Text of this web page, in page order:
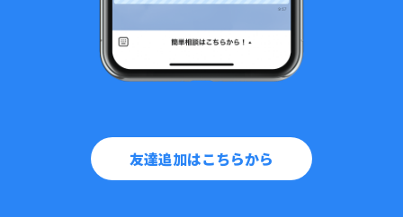
友達追加はこちらから